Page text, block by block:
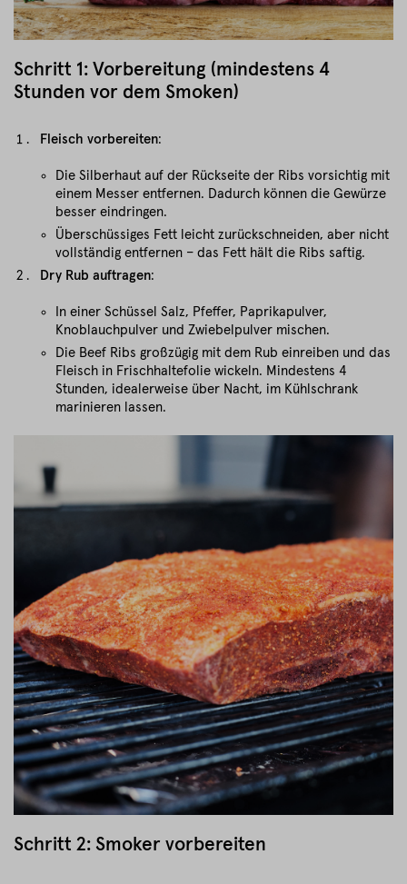
Schritt 1: Vorbereitung (mindestens 4
Stunden vor dem Smoken)
Fleisch vorbereiten:
Die Silberhaut auf der Rückseite der Ribs vorsichtig mit
einem Messer entfernen. Dadurch können die Gewürze
besser eindringen.
Überschüssiges Fett leicht zurückschneiden, aber nicht
vollständig entfernen – das Fett hält die Ribs saftig.
Dry Rub auftragen:
In einer Schüssel Salz, Pfeffer, Paprikapulver,
Knoblauchpulver und Zwiebelpulver mischen.
Die Beef Ribs großzügig mit dem Rub einreiben und das
Fleisch in Frischhaltefolie wickeln. Mindestens 4
Stunden, idealerweise über Nacht, im Kühlschrank
marinieren lassen.
Schritt 2: Smoker vorbereiten